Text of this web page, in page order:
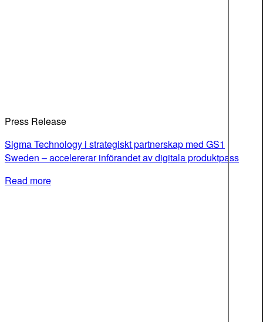
Press Release
Sigma Technology i strategiskt partnerskap med GS1
Sweden – accelererar införandet av digitala produktpass
Read more